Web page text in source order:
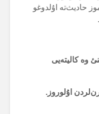
حادیث‌تە اۇلدوغو
وە کالیتەیی
اۇلوروز.